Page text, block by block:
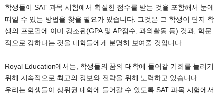
학생들이 SAT 과목 시험에서 확실한 점수를 받는 것을 포함해서 눈에
띠일 수 있는 방법을 찾을 필요가 있습니다. 그것은 그 학생이 단지 학
생의 프로필에 이미 강조된(GPA 및 AP점수, 과외활동 등) 것과, 학문
적으로 강하다는 것을 대학들에게 분명히 보여줄 것입니다.
Royal Education에서는, 학생들의 꿈의 대학에 들어갈 기회를 늘리기
위해 지속적으로 최고의 정보와 전략을 위해 노력하고 있습니다.
우리는 학생들이 상위권 대학에 들어갈 수 있도록 SAT 과목 시험에서